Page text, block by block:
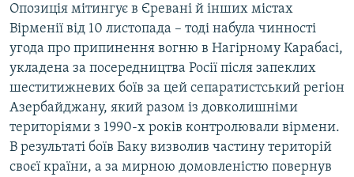
Опозиція мітингує в Єревані й інших містах
Вірменії від 10 листопада – тоді набула чинності
угода про припинення вогню в Нагірному Карабасі,
укладена за посередництва Росії після запеклих
шеститижневих боїв за цей сепаратистський регіон
Азербайджану, який разом із довколишніми
територіями з 1990-х років контролювали вірмени.
В результаті боїв Баку визволив частину територій
своєї країни, а за мирною домовленістю повернув